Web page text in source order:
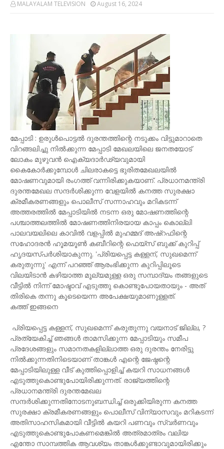
MALAYALAM TELEVISION August 16, 2024
മേപ്പാടി : ഉരുള്‍പൊട്ടല്‍ ദുരന്തത്തിന്റെ നടുക്കം വിട്ടുമാറാതെ
വിറങ്ങലിച്ചു നില്‍ക്കുന്ന മേപ്പാടി മേഖലയിലെ ജനതയോട്
ലോകം മുഴുവന്‍ ഐക്യദാര്‍ഢ്യവുമായി
കൈകോര്‍ക്കുമ്പോള്‍ ചിലരാകട്ടെ ഭുരിതമേഖലയില്‍
മോഷണവുമായി രംഗത്ത് വന്നിരിക്കുകയാണ്. പ്രധാനമന്ത്രി
ദുരന്തമേഖല സന്ദര്‍ശിക്കുന്ന വേളയില്‍ കനത്ത സുരക്ഷാ
ക്രമീകരണങ്ങളും പൊലീസ് സന്നാഹവും മറികടന്ന്
അത്തരത്തില്‍ മേപ്പാടിയില്‍ നടന്ന ഒരു മോഷണത്തിന്റെ
പശ്ചാത്തലത്തില്‍ മോഷണത്തിനിരയായ കാപ്പം കൊല്ലി
പാലവയലിലെ കാവില്‍ വളപ്പില്‍ മുഹമ്മദ് അഷ്‌റഫിന്റെ
സഹോദരന്‍ ഹൂമയൂണ്‍ കബീറിന്റെ ഫെയ്‌സ് ബുക്ക് കുറിപ്പ്
ഹൃദയസ്പര്‍ശിയാകുന്നു. 'പ്രിയപ്പെട്ട കള്ളന്, സുഖമെന്ന്
കരുതുന്നു' എന്ന് പറഞ്ഞ് ആരംഭിക്കുന്ന കുറിപ്പിലൂടെ
വിലയിടാന്‍ കഴിയാത്ത മൂല്യമുള്ള ഒരു സമ്പാദ്യം തങ്ങളുടെ
വീട്ടില്‍ നിന്ന് മോഷ്ടാവ് എടുത്തു കൊണ്ടുപോയതായും - അത്
തിരികെ തന്നു കൂടെയെന്ന അപേക്ഷയുമാണുള്ളത്.
കത്ത്‌ ഇങ്ങനെ
പ്രിയപ്പെട്ട കള്ളന്, സുഖമെന്ന് കരുതുന്നു വയനാട് ജില്ല, ?
പ്രത്യേകിച്ച് ഞങ്ങള്‍ താമസിക്കുന്ന മേപ്പാടിയും സമീപ
പ്രദേശങ്ങളും സമാനതകളില്ലാത്ത ഒരു ദുരന്തം നേരിട്ടു
നില്‍ക്കുന്നതിനിടെയാണ് താങ്കള്‍ എന്റെ ജേഷ്ഠന്റെ
മേപ്പാടിയിലുള്ള വീട് കുത്തിപ്പൊളിച്ച് കയറി സാധനങ്ങള്‍
എടുത്തുകൊണ്ടുപോയിരിക്കുന്നത്. രാജ്യത്തിന്റെ
പ്രധാനമന്ത്രി ദുരന്തമേഖല
സന്ദര്‍ശിക്കുന്നതിനോടനുബന്ധിച്ച് ഒരുക്കിയിരുന്ന കനത്ത
സുരക്ഷാ ക്രമീകരണങ്ങളും പൊലീസ് വിന്യാസവും മറികടന്ന്
അതിസാഹസികമായി വീട്ടില്‍ കയറി പണവും സ്വര്‍ണവും
എടുത്തുകൊണ്ടുപോകണമെങ്കില്‍ അത്രമാത്രം വലിയ
എന്തോ സാമ്പത്തിക ആവശ്യം താങ്കള്‍ക്കുണ്ടാവുമായിരിക്കും